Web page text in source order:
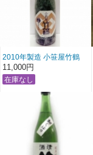
2010年製造 小笹屋竹鶴
生酛 純米吟醸原酒
1800ml
11,000円